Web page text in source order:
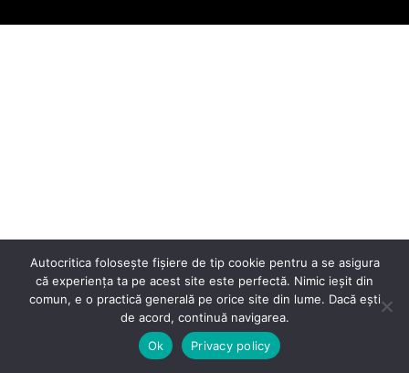
Autocritica folosește fișiere de tip cookie pentru a se asigura
că experiența ta pe acest site este perfectă. Nimic ieșit din
comun, e o practică generală pe orice site din lume. Dacă ești
de acord, continuă navigarea.
Ok
Privacy policy